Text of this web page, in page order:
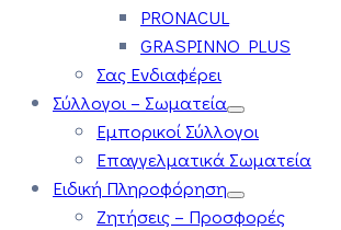
PRONACUL
GRASPINNO PLUS
Σας Ενδιαφέρει
Σύλλογοι – Σωματεία
Εμπορικοί Σύλλογοι
Επαγγελματικά Σωματεία
Ειδική Πληροφόρηση
Ζητήσεις – Προσφορές